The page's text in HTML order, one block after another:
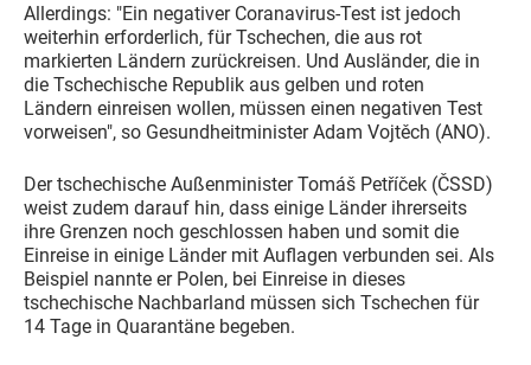
Allerdings: "Ein negativer Coranavirus-Test ist jedoch
weiterhin erforderlich, für Tschechen, die aus rot
markierten Ländern zurückreisen. Und Ausländer, die in
die Tschechische Republik aus gelben und roten
Ländern einreisen wollen, müssen einen negativen Test
vorweisen", so Gesundheitminister Adam Vojtěch (ANO).
Der tschechische Außenminister Tomáš Petříček (ČSSD)
weist zudem darauf hin, dass einige Länder ihrerseits
ihre Grenzen noch geschlossen haben und somit die
Einreise in einige Länder mit Auflagen verbunden sei. Als
Beispiel nannte er Polen, bei Einreise in dieses
tschechische Nachbarland müssen sich Tschechen für
14 Tage in Quarantäne begeben.